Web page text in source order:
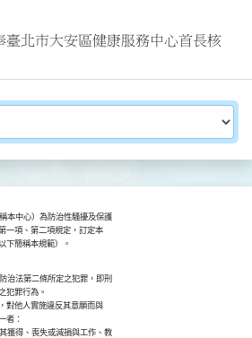
臺北市大安區健康服務中心首長核
本中心）為防治性騷擾及保護
一項、第二項規定，訂定本
下簡稱本規範）。
治法第二條所定之犯罪，即刑
犯罪行為。
對他人實施違反其意願而與
者：
獲得、喪失或減損與工作、教